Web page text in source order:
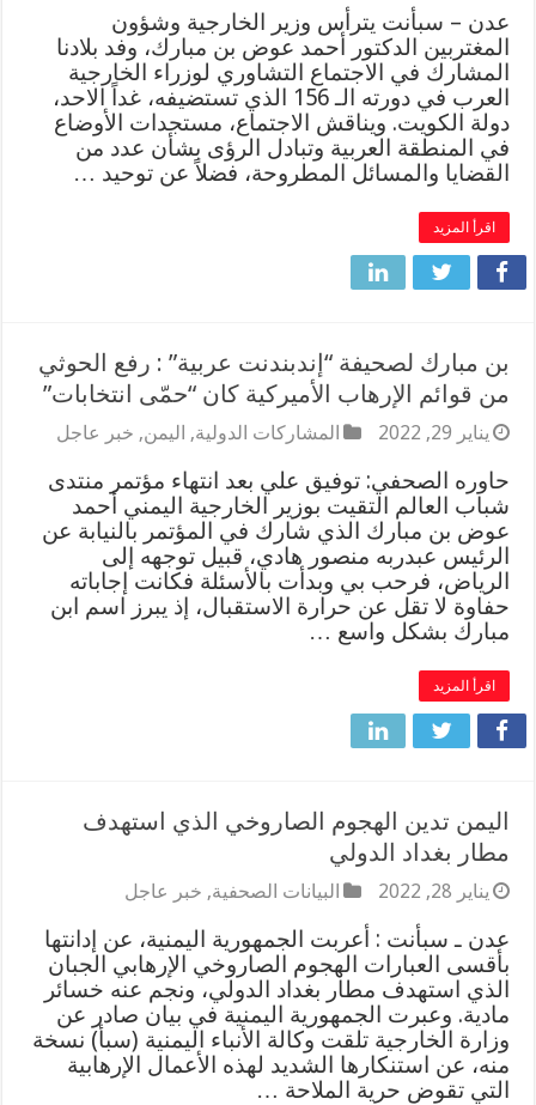
عدن – سبأنت يترأس وزير الخارجية وشؤون
المغتربين الدكتور أحمد عوض بن مبارك، وفد بلادنا
المشارك في الاجتماع التشاوري لوزراء الخارجية
العرب في دورته الـ 156 الذي تستضيفه، غداً الاحد،
دولة الكويت. ويناقش الاجتماع، مستجدات الأوضاع
في المنطقة العربية وتبادل الرؤى بشأن عدد من
القضايا والمسائل المطروحة، فضلاً عن توحيد …
اقرأ المزيد
بن مبارك لصحيفة “إندبندنت عربية” : رفع الحوثي
من قوائم الإرهاب الأميركية كان “حمّى انتخابات”
يناير 29, 2022 المشاركات الدولية, اليمن, خبر عاجل
حاوره الصحفي: توفيق علي بعد انتهاء مؤتمر منتدى
شباب العالم التقيت بوزير الخارجية اليمني أحمد
عوض بن مبارك الذي شارك في المؤتمر بالنيابة عن
الرئيس عبدربه منصور هادي، قبيل توجهه إلى
الرياض، فرحب بي وبدأت بالأسئلة فكانت إجاباته
حفاوة لا تقل عن حرارة الاستقبال، إذ يبرز اسم ابن
مبارك بشكل واسع …
اقرأ المزيد
اليمن تدين الهجوم الصاروخي الذي استهدف
مطار بغداد الدولي
يناير 28, 2022 البيانات الصحفية, خبر عاجل
عدن ـ سبأنت : أعربت الجمهورية اليمنية، عن إدانتها
بأقسى العبارات الهجوم الصاروخي الإرهابي الجبان
الذي استهدف مطار بغداد الدولي، ونجم عنه خسائر
مادية. وعبرت الجمهورية اليمنية في بيان صادر عن
وزارة الخارجية تلقت وكالة الأنباء اليمنية (سبأ) نسخة
منه، عن استنكارها الشديد لهذه الأعمال الإرهابية
التي تقوض حرية الملاحة …